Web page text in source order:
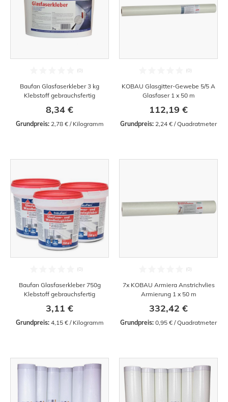
Baufan Glasfaserkleber 3 kg
Klebstoff gebrauchsfertig
8,34 €
Grundpreis: 2,78 € / Kilogramm
KOBAU Glasgitter-Gewebe 5/5 A
Glasfaser 1 x 50 m
112,19 €
Grundpreis: 2,24 € / Quadratmeter
Baufan Glasfaserkleber 750g
Klebstoff gebrauchsfertig
3,11 €
Grundpreis: 4,15 € / Kilogramm
7x KOBAU Armiera Anstrichvlies
Armierung 1 x 50 m
332,42 €
Grundpreis: 0,95 € / Quadratmeter